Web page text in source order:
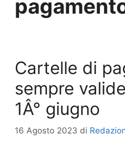
Cartelle di
sempre
1Â° giugno
16 Agosto 2023 di